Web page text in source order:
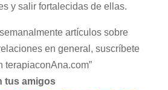
y salir fortalecidas de ellas.
artículos sobre
en general, suscríbete
terapiaconAna.com”
tus amigos